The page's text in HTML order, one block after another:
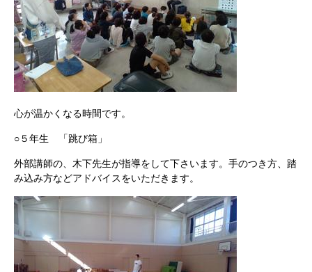
心が温かくなる時間です。
○５年生 「跳び箱」
外部講師の、木下先生が指導をして下さいます。手のつき方、踏
み込み方などアドバイスをいただきます。